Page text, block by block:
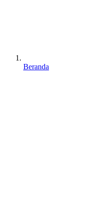
Beranda